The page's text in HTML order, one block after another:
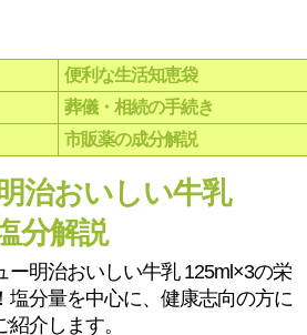
便利な生活知恵袋
葬儀・相続の手続き
市販薬の成分解説
治おいしい牛乳
分解説
ー明治おいしい牛乳 125ml×3の栄
塩分量を中心に、健康志向の方に
介します。